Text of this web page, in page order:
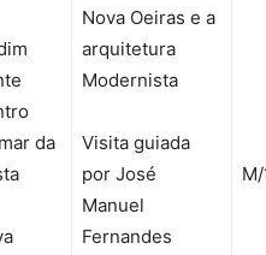
da
Nova Oeiras e a
arquitetura
Modernista
Visita guiada
por José
Manuel
Fernandes